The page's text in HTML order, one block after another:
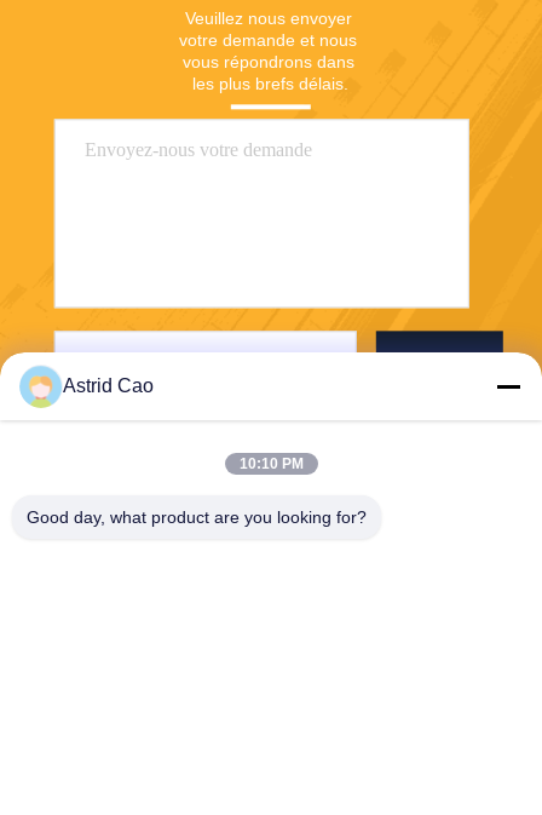
Veuillez nous envoyer
votre demande et nous
vous répondrons dans
les plus brefs délais.
Astrid Cao
10:10 PM
Good day, what product are you looking for?